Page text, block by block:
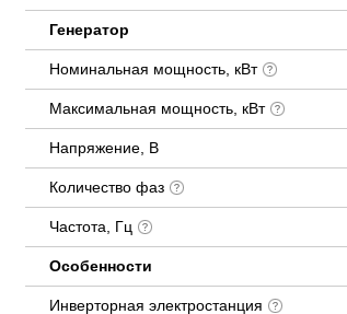
Генератор
Номинальная мощность, кВт
Максимальная мощность, кВт
Напряжение, В
Количество фаз
Частота, Гц
Особенности
Инверторная электростанция